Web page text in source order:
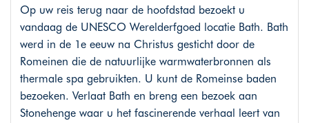
Op uw reis terug naar de hoofdstad bezoekt u
vandaag de UNESCO Werelderfgoed locatie Bath. Bath
werd in de 1e eeuw na Christus gesticht door de
Romeinen die de natuurlijke warmwaterbronnen als
thermale spa gebruikten. U kunt de Romeinse baden
bezoeken. Verlaat Bath en breng een bezoek aan
Stonehenge waar u het fascinerende verhaal leert van